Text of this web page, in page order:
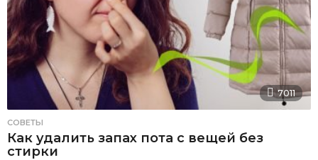
7011
СОВЕТЫ
Как удалить запах пота с вещей без
стирки